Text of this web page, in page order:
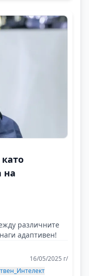
на
различните
адаптивен!
16/05/2025 г/